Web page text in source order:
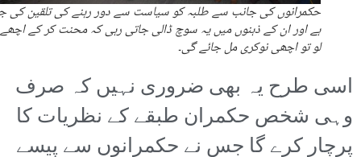
حکمرانوں کی جانب سے طلبہ کو سیاست سے دور رہنے کی تلقین کی
ہے اور ان کے ذہنوں میں یہ سوچ ڈالی جاتی رہی کہ محنت کر کے اچھے
لو تو اچھی نوکری مل جائے گی۔
اسی طرح یہ بھی ضروری نہیں کہ صرف
وہی شخص حکمران طبقے کے نظریات کا
پرچار کرے گا جس نے حکمرانوں سے پیسے